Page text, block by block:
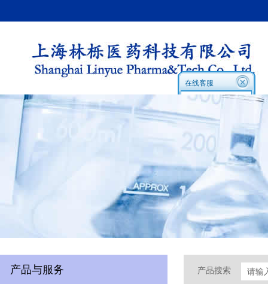
在线客服
在线客服1:
在线客服2
Skype
产品与服务 产品搜索